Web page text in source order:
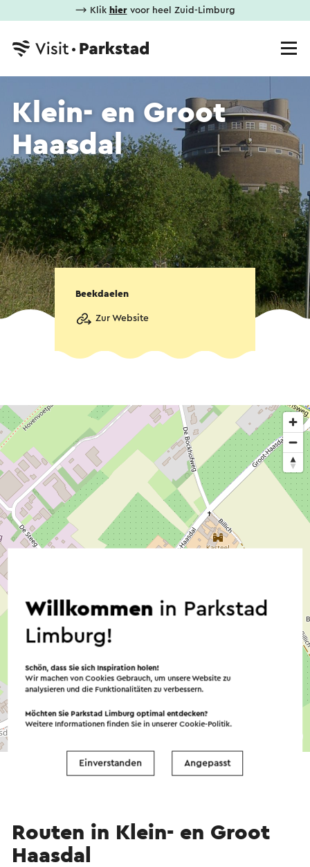
⟶ Klik hiervoor heel Zuid-Limburg
Klein- en Groot
Haasdal
Beekdaelen
Zur Website
→ Planen Sie Ihre Route
Routen in Klein- en Groot
Haasdal
Willkommen in Parkstad
Limburg!
Schön, dass Sie sich Inspiration holen!
Wir machen von Cookies Gebrauch, um unsere Website zu
analysieren und die Funktionalitäten zu verbessern.
Möchten Sie Parkstad Limburg optimal entdecken?
Weitere Informationen finden Sie in unsererCookie-Politik.
Einverstanden Angepasst